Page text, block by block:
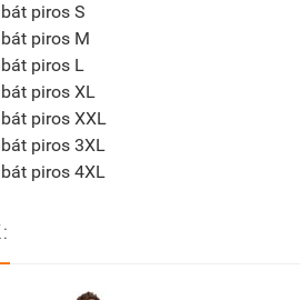
piros S
piros M
piros L
piros XL
piros XXL
piros 3XL
piros 4XL